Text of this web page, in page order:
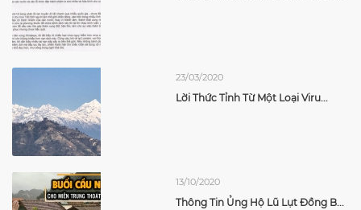
23/03/2020
Lời Thức Tỉnh Từ Một Loại Viru...
13/10/2020
Thông Tin Ủng Hộ Lũ Lụt Đồng B...